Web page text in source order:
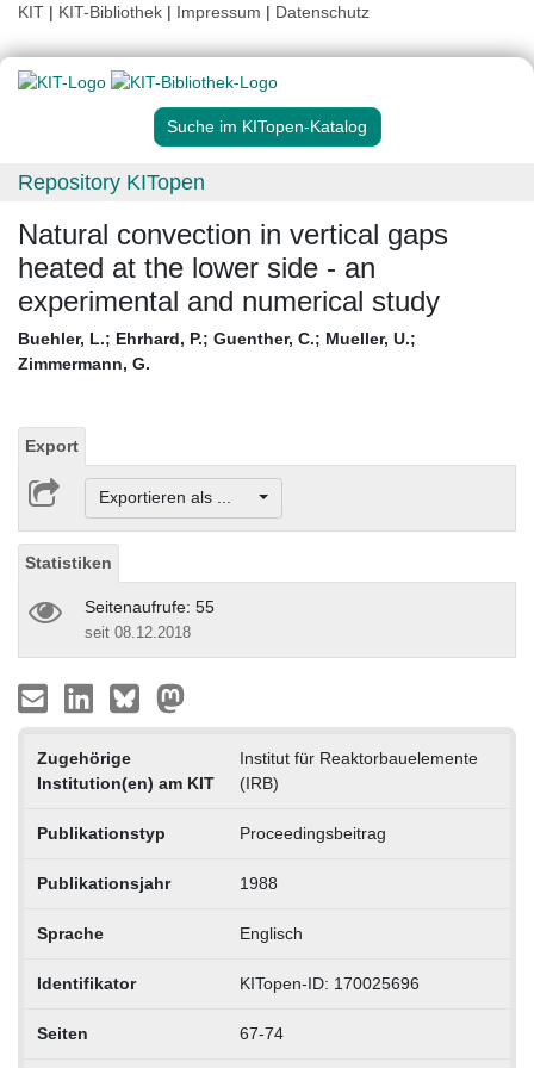
KIT | KIT-Bibliothek | Impressum | Datenschutz
Suche im KITopen-Katalog
Repository KITopen
Natural convection in vertical gaps
heated at the lower side - an
experimental and numerical study
Buehler, L.; Ehrhard, P.; Guenther, C.; Mueller, U.;
Zimmermann, G.
Export
Exportieren als ...
Statistiken
Seitenaufrufe: 55
seit 08.12.2018
Zugehörige
Institution(en) am KIT
Institut für Reaktorbauelemente
(IRB)
Publikationstyp Proceedingsbeitrag
Publikationsjahr 1988
Sprache Englisch
Identifikator KITopen-ID: 170025696
Seiten 67-74